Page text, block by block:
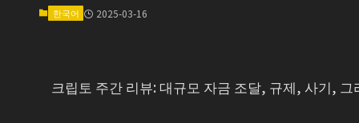
한국어 2025-03-16
크립토 주간 리뷰: 대규모 자금 조달, 규제, 사기, 그